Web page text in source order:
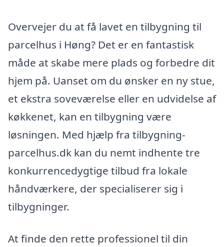
Overvejer du at få lavet en tilbygning til
parcelhus i Høng? Det er en fantastisk
måde at skabe mere plads og forbedre dit
hjem på. Uanset om du ønsker en ny stue,
et ekstra soveværelse eller en udvidelse af
køkkenet, kan en tilbygning være
løsningen. Med hjælp fra tilbygning-
parcelhus.dk kan du nemt indhente tre
konkurrencedygtige tilbud fra lokale
håndværkere, der specialiserer sig i
tilbygninger.
At finde den rette professionel til din